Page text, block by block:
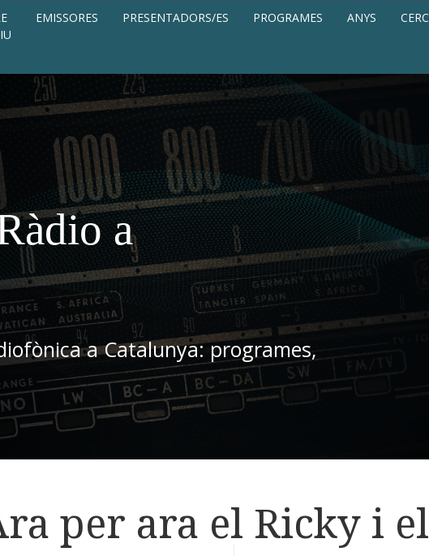
EMISSORES PRESENTADORS/ES PROGRAMES ANYS
a
a Catalunya: programes,
per ara el Ricky i